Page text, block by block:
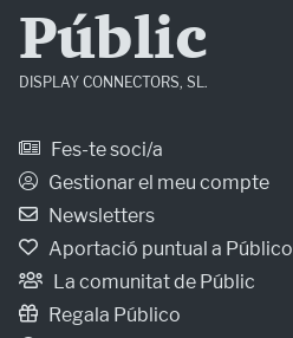
Públic
DISPLAY CONNECTORS, SL.
Fes-te soci/a
Gestionar el meu compte
Newsletters
Aportació puntual a Público
La comunitat de Públic
Regala Público